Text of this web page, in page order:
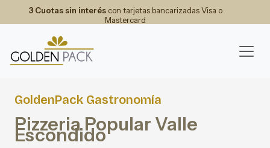
3 Cuotas sin interéscon tarjetas bancarizadas Visa o
Mastercard
GoldenPack Gastronomía
Pizzeria Popular Valle
Escondido